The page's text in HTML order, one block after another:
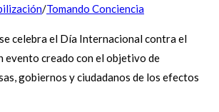
/Tomando Conciencia
celebra el Día Internacional contra el
evento creado con el objetivo de
gobiernos y ciudadanos de los efectos